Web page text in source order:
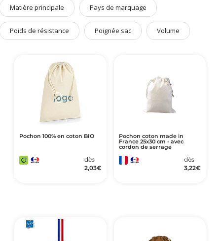
Art de Vivre à la Française
Plantes et Graines
Bien être & Sécurité
Accessoires Auto & Vélo
PLV & Mobiliers Pub
Packaging sur-mesure
Temps Forts de l'Année
Evénement Entreprise
Matière principale Pays de marquage
Poids de résistance Poignée sac Volume
Pochon 100% en coton BIO
dès
2,03€
Pochon coton made in
France 25x30 cm - avec
cordon de serrage
dès
3,22€